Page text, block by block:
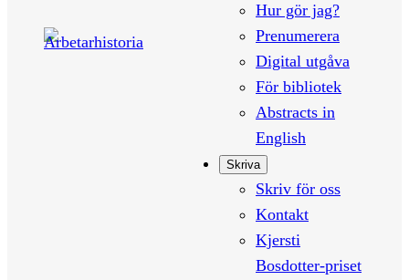
Hur gör jag?
Prenumerera
Digital utgåva
För bibliotek
Abstracts in
English
Skriva
Skriv för oss
Kontakt
Kjersti
Bosdotter-priset